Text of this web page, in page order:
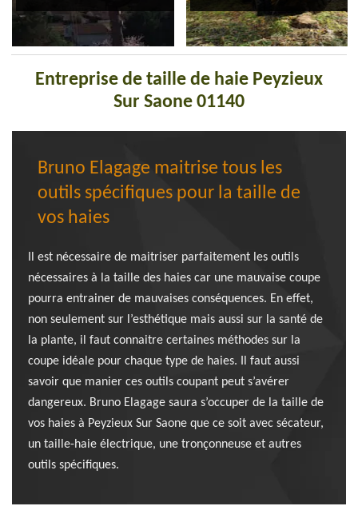
Entreprise de taille de haie Peyzieux
Sur Saone 01140
Bruno Elagage maitrise tous les
outils spécifiques pour la taille de
vos haies
Il est nécessaire de maitriser parfaitement les outils
nécessaires à la taille des haies car une mauvaise coupe
pourra entrainer de mauvaises conséquences. En effet,
non seulement sur l’esthétique mais aussi sur la santé de
la plante, il faut connaitre certaines méthodes sur la
coupe idéale pour chaque type de haies. Il faut aussi
savoir que manier ces outils coupant peut s’avérer
dangereux. Bruno Elagage saura s’occuper de la taille de
vos haies à Peyzieux Sur Saone que ce soit avec sécateur,
un taille-haie électrique, une tronçonneuse et autres
outils spécifiques.